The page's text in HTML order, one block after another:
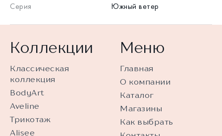
Серия
Южный ветер
Коллекции
Классическая
коллекция
BodyArt
Aveline
Трикотаж
Alisee
Меню
Главная
О компании
Каталог
Магазины
Как выбрать